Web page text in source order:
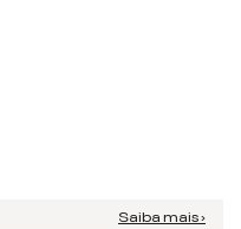
Saiba mais ›